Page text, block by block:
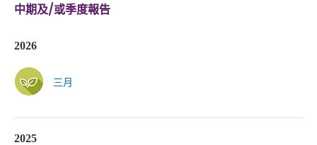
中期及/或季度報告
2026
三月
2025